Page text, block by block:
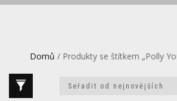
Domů / Produkty se štítkem „Polly